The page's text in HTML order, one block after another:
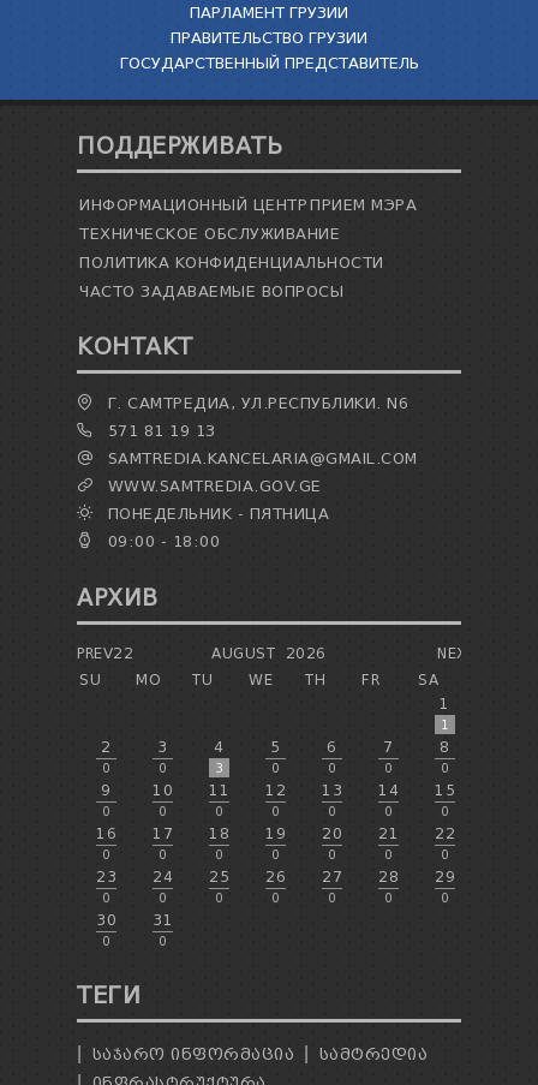
ПАРЛАМЕНТ ГРУЗИИ
ПРАВИТЕЛЬСТВО ГРУЗИИ
ГОСУДАРСТВЕННЫЙ ПРЕДСТАВИТЕЛЬ
ПОДДЕРЖИВАТЬ
ИНФОРМАЦИОННЫЙ ЦЕНТРПРИЕМ МЭРА
ТЕХНИЧЕСКОЕ ОБСЛУЖИВАНИЕ
ПОЛИТИКА КОНФИДЕНЦИАЛЬНОСТИ
ЧАСТО ЗАДАВАЕМЫЕ ВОПРОСЫ
КОНТАКТ
Г. САМТРЕДИА, УЛ.РЕСПУБЛИКИ. N6
571 81 19 13
SAMTREDIA.KANCELARIA@GMAIL.COM
WWW.SAMTREDIA.GOV.GE
ПОНЕДЕЛЬНИК - ПЯТНИЦА
09:00 - 18:00
АРХИВ
PREV22 NEXT
AUGUST
2026
SU
MO TU WE TH FR
SA
1
1
2
0
3
0
4
3
5
0
6
0
7
0
8
0
9
0
10
0
11
0
12
0
13
0
14
0
15
0
16
0
17
0
18
0
19
0
20
0
21
0
22
0
23
0
24
0
25
0
26
0
27
0
28
0
29
0
30
0
31
0
ТЕГИ
ᲡᲐᲯᲐᲠᲝ ᲘᲜᲤᲝᲠᲛᲐᲪᲘᲐ
ᲡᲐᲛᲢᲠᲔᲓᲘᲐ